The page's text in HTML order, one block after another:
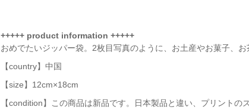
+++++ product information +++++
おめでたいジッパー袋。2枚目写真のように、お土産やお菓子、
【country】中国
【size】12cm×18cm
【condition】この商品は新品です。日本製品と違い、プリント